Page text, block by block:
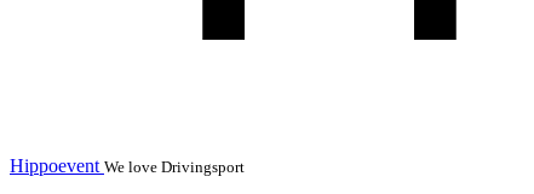
Hippoevent We love Drivingsport